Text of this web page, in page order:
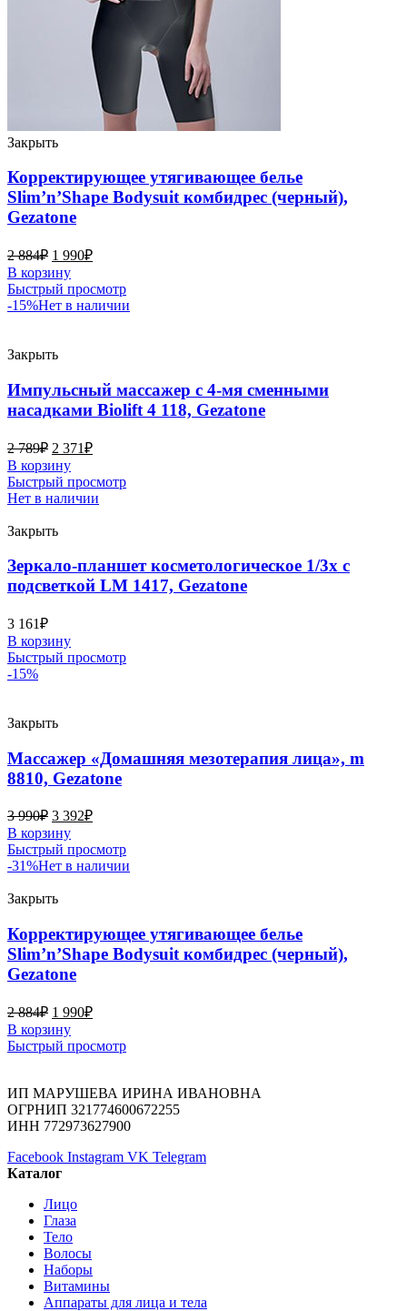
Закрыть
Корректирующее утягивающее белье
Slim’n’Shape Bodysuit комбидрес (черный),
Gezatone
2 884₽ 1 990₽
В корзину
Быстрый просмотр
-15%Нет в наличии
Закрыть
Импульсный массажер с 4-мя сменными
насадками Biolift 4 118, Gezatone
2 789₽ 2 371₽
В корзину
Быстрый просмотр
Нет в наличии
Закрыть
Зеркало-планшет косметологическое 1/3х с
подсветкой LM 1417, Gezatone
3 161₽
В корзину
Быстрый просмотр
-15%
Закрыть
Массажер «Домашняя мезотерапия лица», m
8810, Gezatone
3 990₽ 3 392₽
В корзину
Быстрый просмотр
-31%Нет в наличии
Закрыть
Корректирующее утягивающее белье
Slim’n’Shape Bodysuit комбидрес (черный),
Gezatone
2 884₽ 1 990₽
В корзину
Быстрый просмотр
ИП МАРУШЕВА ИРИНА ИВАНОВНА
ОГРНИП 321774600672255
ИНН 772973627900
Facebook Instagram VK Telegram
Каталог
Лицо
Глаза
Тело
Волосы
Наборы
Витамины
Аппараты для лица и тела